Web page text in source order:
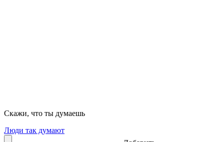
Скажи, что ты думаешь
Люди так думают